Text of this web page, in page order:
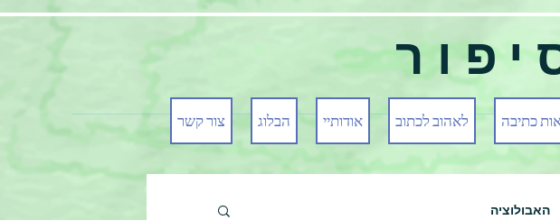
כתיבה לאהוב לכתוב אודותיי הבלוג צור קשר
האבולוציה